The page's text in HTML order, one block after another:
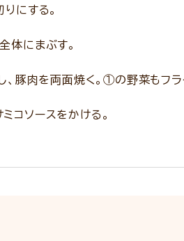
にする。
体にまぶす。
、豚肉を両面焼く。①の野菜もフ
コソースをかける。